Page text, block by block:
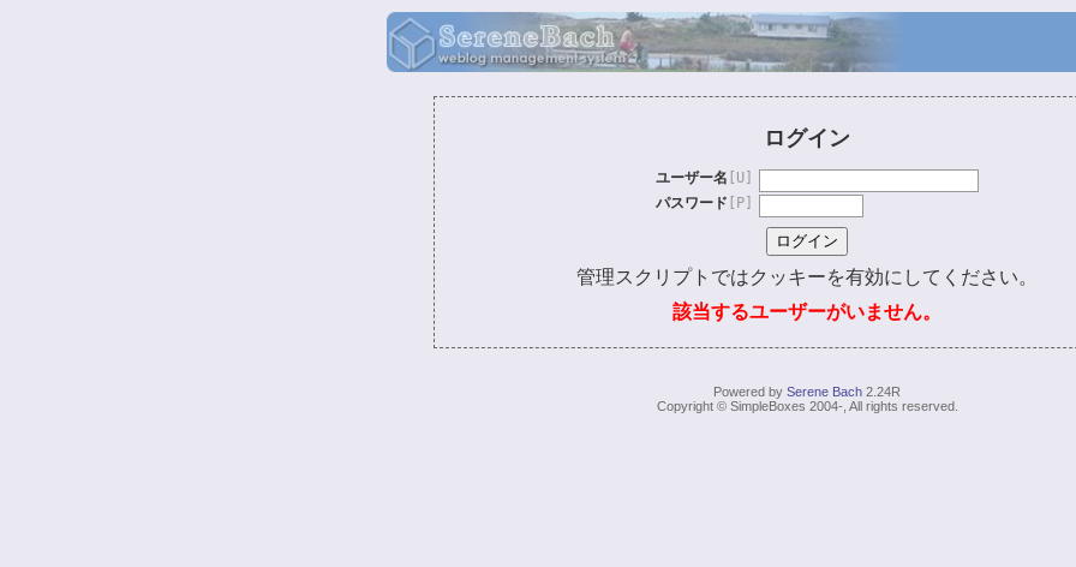
ログイン
ユーザー名 [U]
パスワード [P]
管理スクリプトではクッキーを有効にしてください。
該当するユーザーがいません。
Powered by Serene Bach 2.24R
Copyright © SimpleBoxes 2004-, All rights reserved.